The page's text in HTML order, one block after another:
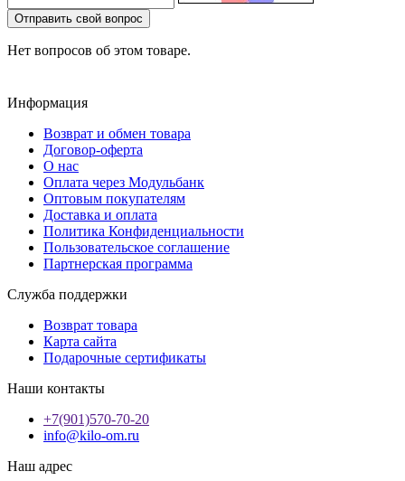
Отправить свой вопрос
Нет вопросов об этом товаре.
Информация
Возврат и обмен товара
Договор-оферта
О нас
Оплата через Модульбанк
Оптовым покупателям
Доставка и оплата
Политика Конфиденциальности
Пользовательское соглашение
Партнерская программа
Служба поддержки
Возврат товара
Карта сайта
Подарочные сертификаты
Наши контакты
+7(901)570-70-20
info@kilo-om.ru
Наш адрес